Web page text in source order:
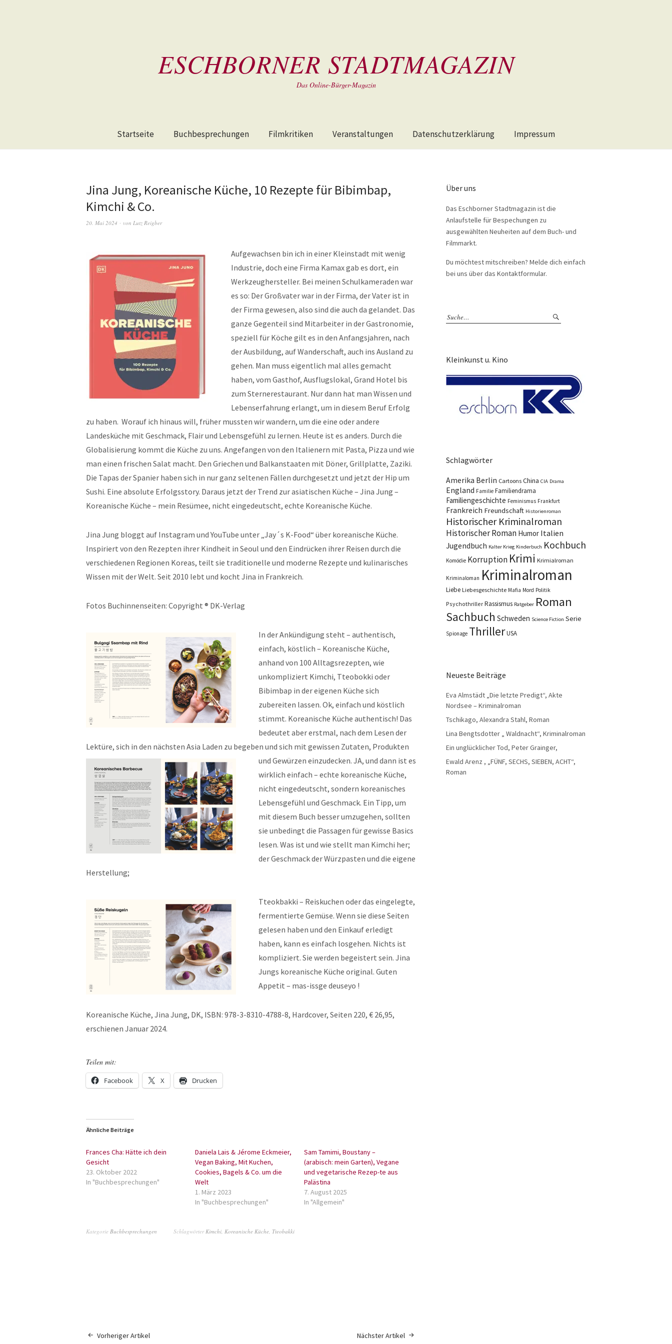
ESCHBORNER STADTMAGAZIN
Das Online-Bürger-Magazin
Startseite Buchbesprechungen Filmkritiken Veranstaltungen Datenschutzerklärung Impressum
Jina Jung, Koreanische Küche, 10 Rezepte für Bibimbap,
Kimchi & Co.
20. Mai 2024 von Lutz Reigber
Aufgewachsen bin ich in einer Kleinstadt mit wenig
Industrie, doch eine Firma Kamax gab es dort, ein
Werkzeughersteller. Bei meinen Schulkameraden war
es so: Der Großvater war in der Firma, der Vater ist in
der Firma gewesen, also sind die auch da gelandet. Das
ganze Gegenteil sind Mitarbeiter in der Gastronomie,
speziell für Köche gilt es in den Anfangsjahren, nach
der Ausbildung, auf Wanderschaft, auch ins Ausland zu
gehen. Man muss eigentlich mal alles gemacht
haben, vom Gasthof, Ausflugslokal, Grand Hotel bis
zum Sternerestaurant. Nur dann hat man Wissen und
Lebenserfahrung erlangt, um in diesem Beruf Erfolg
zu haben. Worauf ich hinaus will, früher mussten wir wandern, um die eine oder andere
Landesküche mit Geschmack, Flair und Lebensgefühl zu lernen. Heute ist es anders. Durch die
Globalisierung kommt die Küche zu uns. Angefangen von den Italienern mit Pasta, Pizza und wie
man einen frischen Salat macht. Den Griechen und Balkanstaaten mit Döner, Grillplatte, Zaziki.
Die Tapas der Spanier haben sich in nur ganz seltenen Fällen durchgesetzt und jetzt der Hip um
Sushi. Eine absolute Erfolgsstory. Daraus jetzt der Trend zur asiatischen Küche – Jina Jung –
Koreanische Küche – mein Resümee, nicht eingedeutscht, echte Koreanische Küche.
Jina Jung bloggt auf Instagram und YouTube unter „Jay´s K-Food“ über koreanische Küche.
Inspiriert von den Rezepten ihrer Kindheit in Seoul und den Eindrücken ihrer Reisen durch die
verschiedenen Regionen Koreas, teilt sie traditionelle und moderne Rezepte und kulinarisches
Wissen mit der Welt. Seit 2010 lebt und kocht Jina in Frankreich.
Fotos Buchinnenseiten: Copyright ® DK-Verlag
In der Ankündigung steht – authentisch,
einfach, köstlich – Koreanische Küche,
anhand von 100 Alltagsrezepten, wie
unkompliziert Kimchi, Tteobokki oder
Bibimbap in der eigenen Küche sich
zubereiten lassen. Ok, einfach und köstlich
stimmt. Koreanische Küche authentisch! Das
bedeutet aber erstmal, nach dem Lesen der
Lektüre, sich in den nächsten Asia Laden zu begeben und sich mit gewissen Zutaten, Produkten
und Gewürzen einzudecken. JA, und dann ist es
wirklich einfach – echte koreanische Küche,
nicht eingedeutscht, sondern koreanisches
Lebensgefühl und Geschmack. Ein Tipp, um
mit diesem Buch besser umzugehen, sollten
sie unbedingt die Passagen für gewisse Basics
lesen. Was ist und wie stellt man Kimchi her;
der Geschmack der Würzpasten und die eigene
Herstellung;
Tteokbakki – Reiskuchen oder das eingelegte,
fermentierte Gemüse. Wenn sie diese Seiten
gelesen haben und den Einkauf erledigt
haben, kann es einfach losgehen. Nichts ist
kompliziert. Sie werden begeistert sein. Jina
Jungs koreanische Küche original. Guten
Appetit – mas-issge deuseyo !
Koreanische Küche, Jina Jung, DK, ISBN: 978-3-8310-4788-8, Hardcover, Seiten 220, € 26,95,
erschienen Januar 2024.
Teilen mit:
Facebook X Drucken
Ähnliche Beiträge
Frances Cha: Hätte ich dein
Gesicht
23. Oktober 2022
In "Buchbesprechungen"
Daniela Lais & Jérome Eckmeier,
Vegan Baking, Mit Kuchen,
Cookies, Bagels & Co. um die
Welt
1. März 2023
In "Buchbesprechungen"
Sam Tamimi, Boustany –
(arabisch: mein Garten), Vegane
und vegetarische Rezep-te aus
Palästina
7. August 2025
In "Allgemein"
Kategorie Buchbesprechungen SchlagwörterKimchi, Koreanische Küche, Tteobakki
Vorheriger Artikel Nächster Artikel
Über uns
Das Eschborner Stadtmagazin ist die
Anlaufstelle für Bespechungen zu
ausgewählten Neuheiten auf dem Buch- und
Filmmarkt.
Du möchtest mitschreiben? Melde dich einfach
bei uns über das Kontaktformular.
Kleinkunst u. Kino
Schlagwörter
Amerika Berlin Cartoons China CIA Drama
England Familie Familiendrama
Familiengeschichte Feminismus Frankfurt
Frankreich Freundschaft Historienroman
Historischer Kriminalroman
Historischer Roman Humor Italien
Jugendbuch Kalter Krieg Kinderbuch Kochbuch
Komödie Korruption Krimi Krimialroman
Kriminaloman Kriminalroman
Liebe Liebesgeschichte Mafia Mord Politik
Psychothriller Rassismus Ratgeber Roman
Sachbuch Schweden Science Fiction Serie
Spionage ThrillerUSA
Neueste Beiträge
Eva Almstädt „Die letzte Predigt“, Akte
Nordsee – Kriminalroman
Tschikago, Alexandra Stahl, Roman
Lina Bengtsdotter „ Waldnacht“, Kriminalroman
Ein unglücklicher Tod, Peter Grainger,
Ewald Arenz , „FÜNF, SECHS, SIEBEN, ACHT“,
Roman